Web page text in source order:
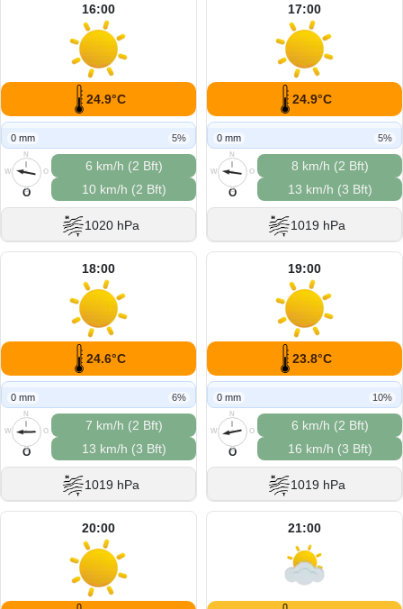
16:00
24.9°C
0 mm 5%
N
O
S
W
O
6 km/h (2 Bft)
10 km/h (2 Bft)
1020 hPa
17:00
24.9°C
0 mm 5%
N
O
S
W
O
8 km/h (2 Bft)
13 km/h (3 Bft)
1019 hPa
18:00
24.6°C
0 mm 6%
N
O
S
W
O
7 km/h (2 Bft)
13 km/h (3 Bft)
1019 hPa
19:00
23.8°C
0 mm 10%
N
O
S
W
O
6 km/h (2 Bft)
16 km/h (3 Bft)
1019 hPa
20:00 21:00